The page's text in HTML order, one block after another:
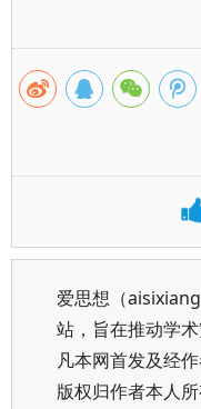
爱思想（
站，旨在推动学术
凡本网首发及经
版权归作者本人